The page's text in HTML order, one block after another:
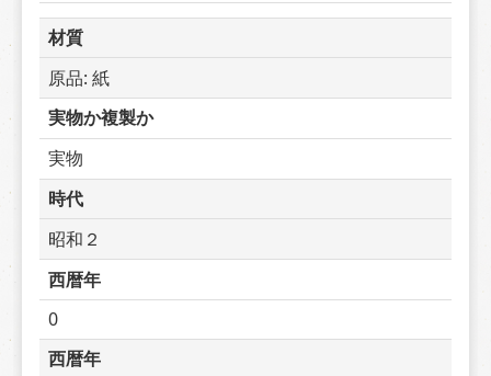
材質
原品: 紙
実物か複製か
実物
時代
昭和２
西暦年
0
西暦年